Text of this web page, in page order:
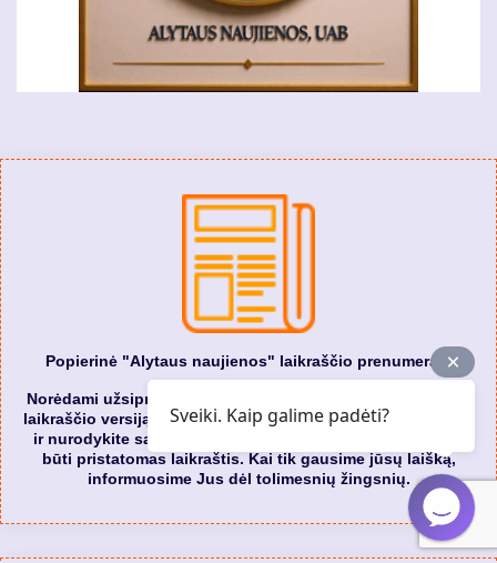
Popierinė "Alytaus naujienos" laikraščio prenumerata
Norėdami užsiprenumeruoti popierinę "Alytaus naujienos"
laikraščio versiją rašykite mums el. paštu:skelbimai@ana.lt
ir nurodykite savo vardą, pavardę ir adresą, kuriuo turėtų
būti pristatomas laikraštis. Kai tik gausime jūsų laišką,
informuosime Jus dėl tolimesnių žingsnių.
Sveiki. Kaip galime padėti?